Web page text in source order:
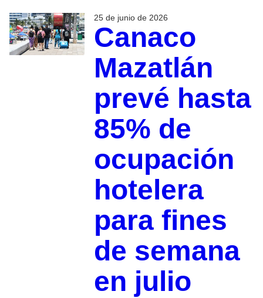
25 de junio de 2026
Canaco
Mazatlán
prevé hasta
85% de
ocupación
hotelera
para fines
de semana
en julio